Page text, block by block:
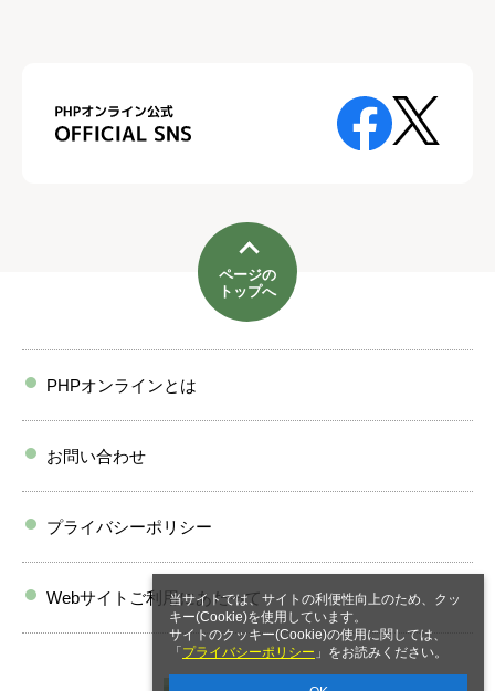
当サイトでは、サイトの利便性向上のため、クッ
キー(Cookie)を使用しています。
サイトのクッキー(Cookie)の使用に関しては、
「 プライバシーポリシー 」をお読みください。
ページの
トップへ
PHPオンラインとは
お問い合わせ
プライバシーポリシー
Webサイトご利用にあたって